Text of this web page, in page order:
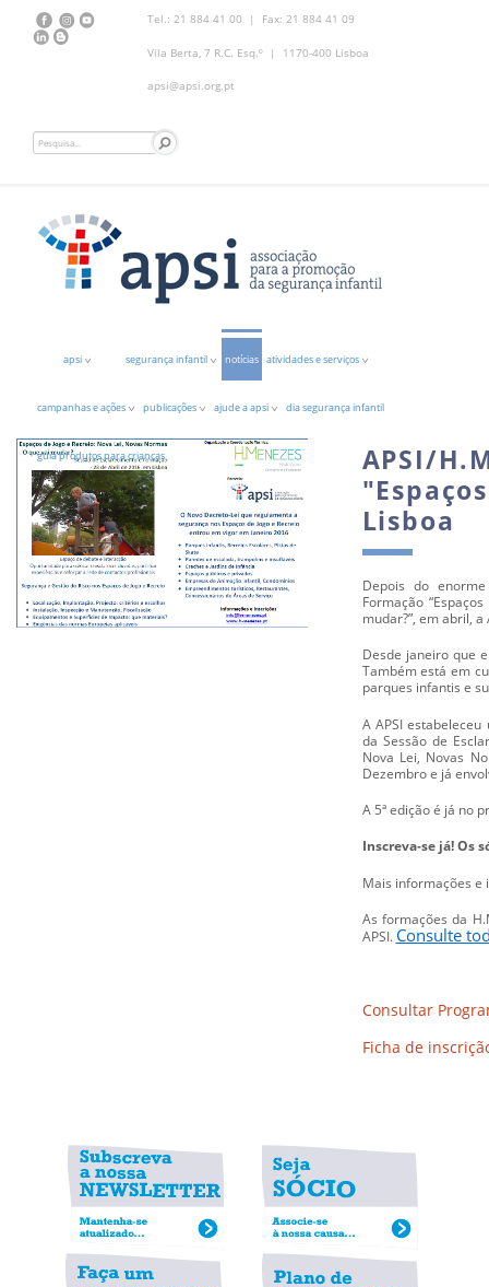
Tel.: 21 884 41 00 | Fax: 21 884 41 09
Vila Berta, 7 R.C. Esq.º | 1170-400 Lisboa
apsi@apsi.org.pt
apsi segurança infantil notícias atividades e serviços
campanhas e ações publicações ajude a apsi dia segurança infantil
guia produtos para crianças
APSI/
Lisboa
Depois do
Formação
mudar?”, em abril,
Desde janeiro que
Também está em
parques infantis e
A APSI
da Sessão de
Nova Lei, Novas
Dezembro e já
A 5ª edição é já no
Inscreva-se já! Os
Mais informações
As formações da
APSI. Consulte
Consultar
Ficha de